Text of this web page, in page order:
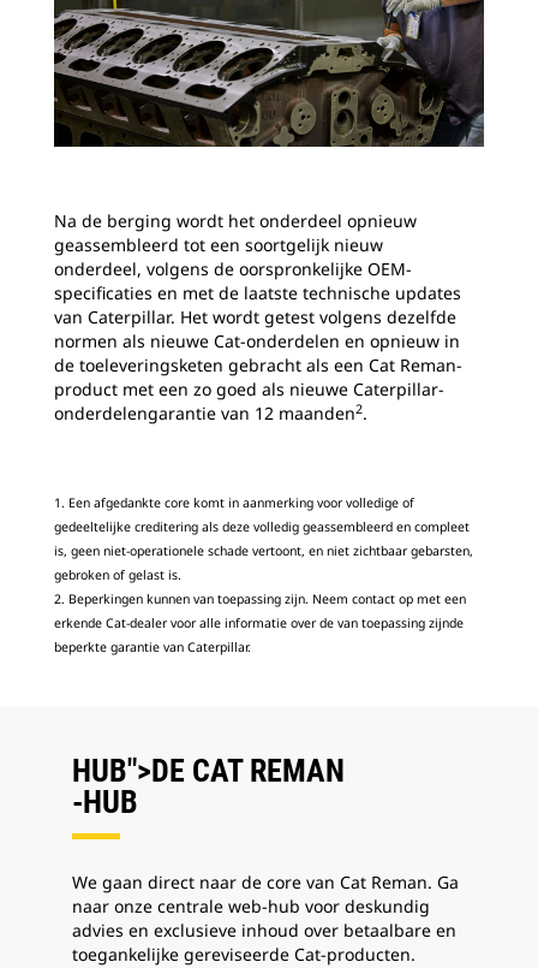
Na de berging wordt het onderdeel opnieuw
geassembleerd tot een soortgelijk nieuw
onderdeel, volgens de oorspronkelijke OEM-
specificaties en met de laatste technische updates
van Caterpillar. Het wordt getest volgens dezelfde
normen als nieuwe Cat-onderdelen en opnieuw in
de toeleveringsketen gebracht als een Cat Reman-
product met een zo goed als nieuwe Caterpillar-
onderdelengarantie van 12 maanden2.
1. Een afgedankte core komt in aanmerking voor volledige of
gedeeltelijke creditering als deze volledig geassembleerd en compleet
is, geen niet-operationele schade vertoont, en niet zichtbaar gebarsten,
gebroken of gelast is.
2. Beperkingen kunnen van toepassing zijn. Neem contact op met een
erkende Cat-dealer voor alle informatie over de van toepassing zijnde
beperkte garantie van Caterpillar.
HUB">DE CAT REMAN
-HUB
We gaan direct naar de core van Cat Reman. Ga
naar onze centrale web-hub voor deskundig
advies en exclusieve inhoud over betaalbare en
toegankelijke gereviseerde Cat-producten.